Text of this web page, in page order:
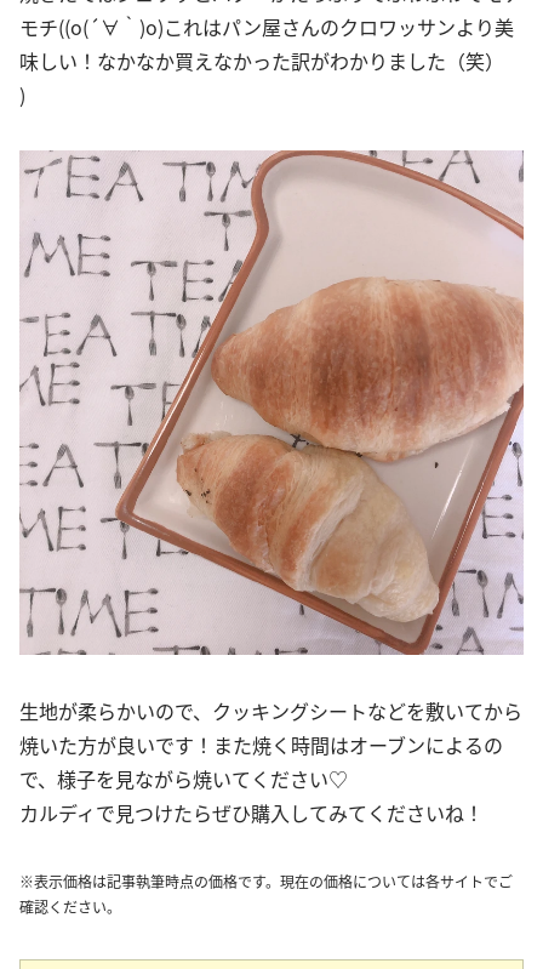
モチ((o(´∀｀)o)これはパン屋さんのクロワッサンより美
味しい！なかなか買えなかった訳がわかりました（笑）
)
生地が柔らかいので、クッキングシートなどを敷いてから
焼いた方が良いです！また焼く時間はオーブンによるの
で、様子を見ながら焼いてください♡
カルディで見つけたらぜひ購入してみてくださいね！
※表示価格は記事執筆時点の価格です。現在の価格については各サイトでご
確認ください。